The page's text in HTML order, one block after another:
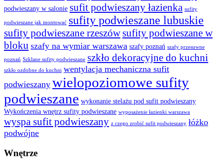
podwieszany w salonie sufit podwieszany łazienka sufity
podwieszane jak montować sufity podwieszane lubuskie
sufity podwieszane rzeszówsufity podwieszane w
bloku szafy na wymiar warszawa szafy poznań szafy przesuwne
poznań Szklane sufity podwieszane szkło dekoracyjne do kuchni
szkło ozdobne do kuchni wentylacja mechaniczna sufit
podwieszany wielopoziomowe sufity
podwieszane wykonanie stelażu pod sufit podwieszany
Wykończenia wnętrz sufity podwieszane wyposażenie łazienki warszawa
wyspa sufit podwieszany z czego zrobić sufit podwieszany łóżko
podwójne
Wnętrze